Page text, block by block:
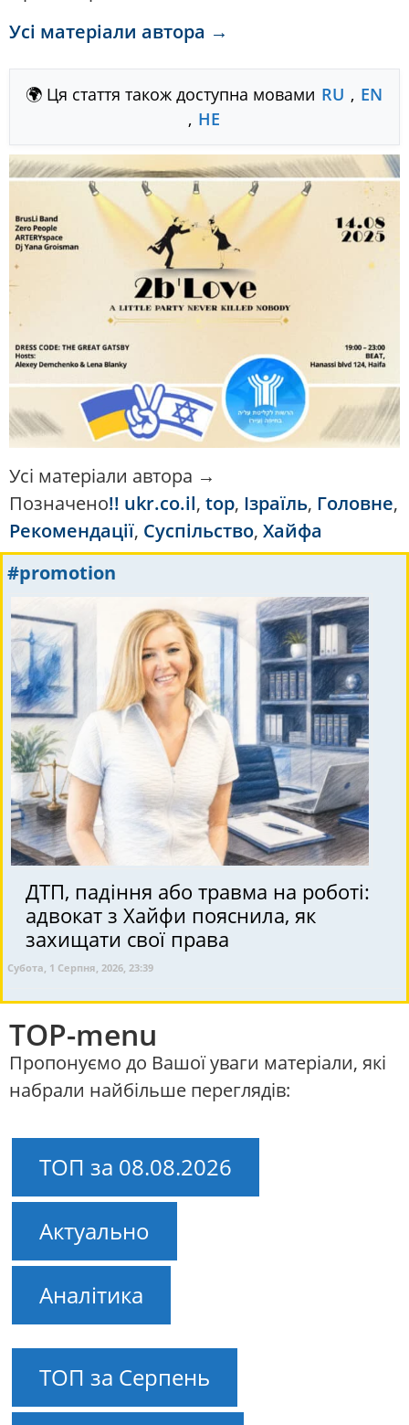
Усі матеріали автора →
🌍 Ця стаття також доступна мовами RU , EN
, HE
Усі матеріали автора →
Позначено!! ukr.co.il, top, Ізраїль, Головне,
Рекомендації, Суспільство, Хайфа
#promotion
ДТП, падіння або травма на роботі:
адвокат з Хайфи пояснила, як
захищати свої права
Субота, 1 Серпня, 2026, 23:39
TOP-menu
Пропонуємо до Вашої уваги матеріали, які
набрали найбільше переглядів:
ТОП за 08.08.2026
Актуально
Аналітика
ТОП за Серпень